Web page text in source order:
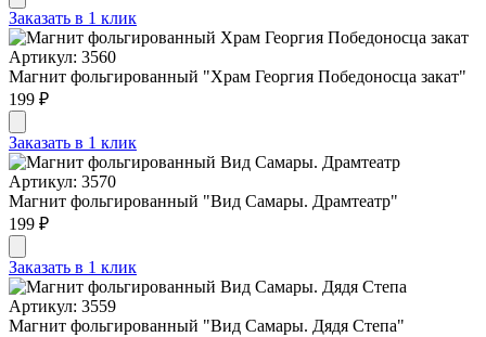
Заказать в 1 клик
Артикул: 3560
Магнит фольгированный "Храм Георгия Победоносца закат"
199 ₽
Заказать в 1 клик
Артикул: 3570
Магнит фольгированный "Вид Самары. Драмтеатр"
199 ₽
Заказать в 1 клик
Артикул: 3559
Магнит фольгированный "Вид Самары. Дядя Степа"